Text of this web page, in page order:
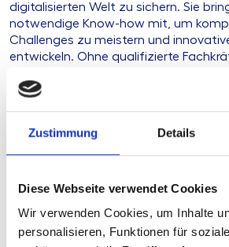
Zustimmung Details
Diese Webseite verwendet Cookies
Wir verwenden Cookies, um Inhalte
personalisieren, Funktionen für
digitalisierten Welt zu sichern. Sie
notwendige Know-how mit, um
Challenges zu meistern und
entwickeln. Ohne qualifizierte
reagieren und bleiben hinter ihren
Um diesen Herausforderungen zu
Unternehmen ihre
Besonders Quereinsteiger, die keine
und spezifisches Fachwissen.
Hier setzt die GenoAkademie an.
Kuhnhardt ist die richtige